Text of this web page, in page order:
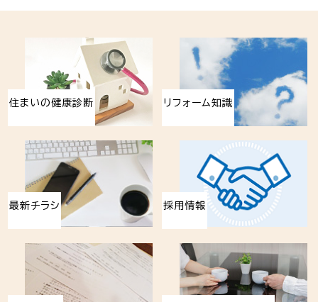
住まいの健康診断 リフォーム知識
最新チラシ 採用情報